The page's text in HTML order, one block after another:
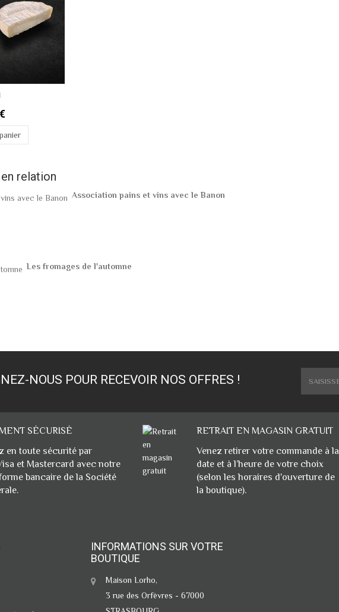
relation
Association pains et vins avec le Banon
Les fromages de l'automne
NOUS POUR RECEVOIR NOS OFFRES !
SÉCURISÉ
en toute sécurité par
et Mastercard avec notre
bancaire de la Société
RETRAIT EN MAGASIN GRATUIT
Venez retirer votre commande à la
date et à l’heure de votre choix
(selon les horaires d'ouverture de
la boutique).
INFORMATIONS SUR VOTRE
BOUTIQUE
Maison Lorho,
3 rue des Orfèvres - 67000